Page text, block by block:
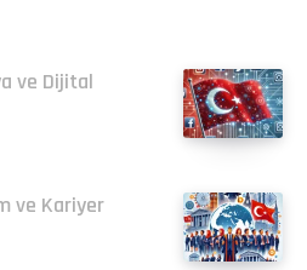
ve Dijital
ve Kariyer